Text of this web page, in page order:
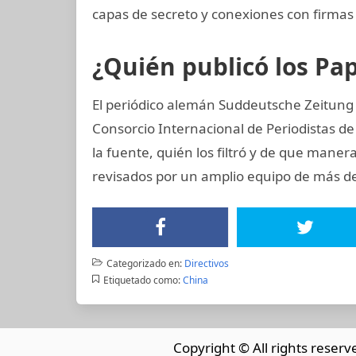
capas de secreto y conexiones con
¿Quién publicó los
El periódico alemán Suddeutsche
Consorcio Internacional de Periodistas
la fuente, quién los filtró y de que
revisados por un amplio equipo de más
Categorizado en: Directivos
Etiquetado como: China
Copyright © All rights